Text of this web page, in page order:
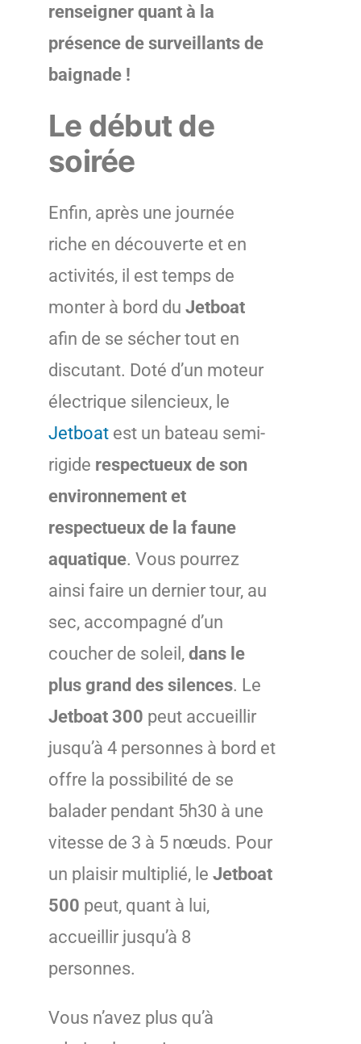
renseigner quant à la
présence de surveillants de
baignade !
Le début de
soirée
Enfin, après une journée
riche en découverte et en
activités, il est temps de
monter à bord du Jetboat
afin de se sécher tout en
discutant. Doté d’un moteur
électrique silencieux, le
Jetboat est un bateau semi-
rigide respectueux de son
environnement et
respectueux de la faune
aquatique. Vous pourrez
ainsi faire un dernier tour, au
sec, accompagné d’un
coucher de soleil, dans le
plus grand des silences. Le
Jetboat 300 peut accueillir
jusqu’à 4 personnes à bord et
offre la possibilité de se
balader pendant 5h30 à une
vitesse de 3 à 5 nœuds. Pour
un plaisir multiplié, le Jetboat
500 peut, quant à lui,
accueillir jusqu’à 8
personnes.
Vous n’avez plus qu’à